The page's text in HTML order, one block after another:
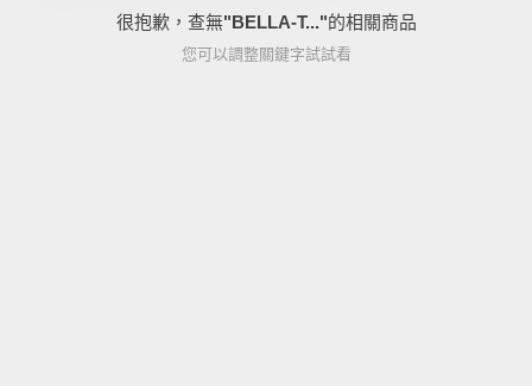
很抱歉，查無"BELLA-T..."的相關商品
您可以調整關鍵字試試看